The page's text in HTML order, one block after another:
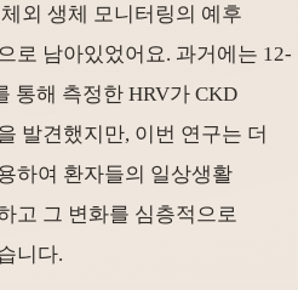
외 생체 모니터링의 예후
로 남아있었어요. 과거에는 12-
통해 측정한 HRV가 CKD
발견했지만, 이번 연구는 더
하여 환자들의 일상생활
고 그 변화를 심층적으로
니다.